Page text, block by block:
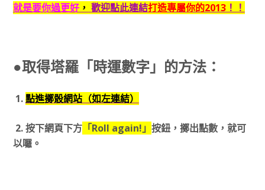
就是要你過更好， 歡迎點此連結打造專屬你的2013！！
●取得塔羅「時運數字」的方法：
1.點進擲骰網站（如左連結）
2. 按下網頁下方「Roll again!」 按鈕，擲出點數，就可
以囉。